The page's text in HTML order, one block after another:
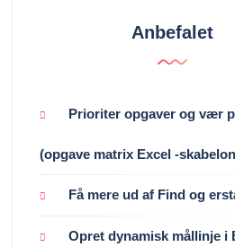
Anbefalet
Prioriter opgaver og vær
(opgave matrix Excel -
Få mere ud af Find og
Opret dynamisk mållinje i